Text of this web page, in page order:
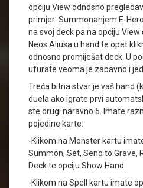
opciju View odnosno
primjer: Summonanjem E-
na svoj deck pa na opciju View
Neos Aliusa u hand te opet
odnosno promiješat deck. U
ufurate veoma je zabavno i
Treća bitna stvar je vaš hand
duela ako igrate prvi
ste drugi naravno 5. Imate
pojedine karte:
-Klikom na Monster kartu
Summon, Set, Send to Grave,
Deck te opciju Show Hand.
-Klikom na Spell kartu imate